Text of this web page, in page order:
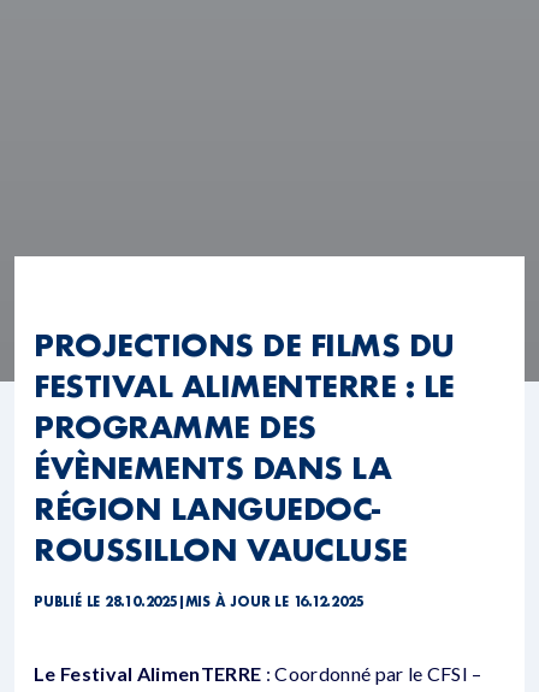
PROJECTIONS DE FILMS DU
FESTIVAL ALIMENTERRE : LE
PROGRAMME DES
ÉVÈNEMENTS DANS LA
RÉGION LANGUEDOC-
ROUSSILLON VAUCLUSE
PUBLIÉ LE 28.10.2025 MIS À JOUR LE 16.12.2025
Le Festival AlimenTERRE : Coordonné par le CFSI –